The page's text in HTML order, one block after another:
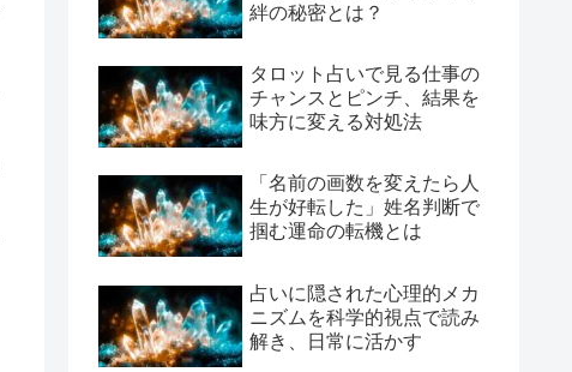
絆の秘密とは？
タロット占いで見る仕事の
チャンスとピンチ、結果を
味方に変える対処法
「名前の画数を変えたら人
生が好転した」姓名判断で
掴む運命の転機とは
占いに隠された心理的メカ
ニズムを科学的視点で読み
解き、日常に活かす